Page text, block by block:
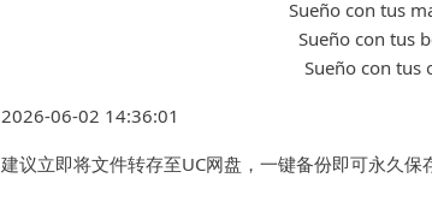
Sueño con tus
Sueño con tus
Sueño con tus
2026-06-02 14:36:01
建议立即将文件转存至UC网盘，一键备份即可永久保